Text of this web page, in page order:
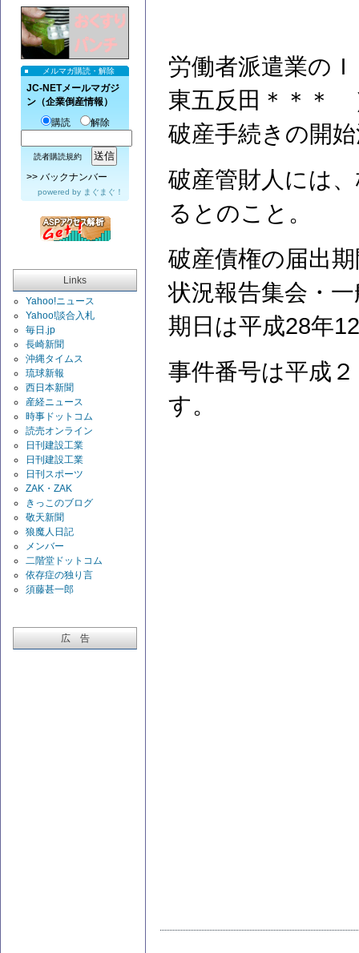
メルマガ購読・解除
JC-NETメールマガジ
ン（企業倒産情報）
購読
解除
読者購読規約
>> バックナンバー
powered by まぐまぐ！
Links
Yahoo!ニュース
Yahoo!談合入札
毎日.jp
長崎新聞
沖縄タイムス
琉球新報
西日本新聞
産経ニュース
時事ドットコム
読売オンライン
日刊建設工業
日刊建設工業
日刊スポーツ
ZAK・ZAK
きっこのブログ
敬天新聞
狼魔人日記
メンバー
二階堂ドットコム
依存症の独り言
須藤甚一郎
広 告
労働者派遣業の
東五反田＊＊＊
破産手続きの開
破産管財人には
るとのこと。
破産債権の届出
状況報告集会・
期日は平成28年
事件番号は平成
す。